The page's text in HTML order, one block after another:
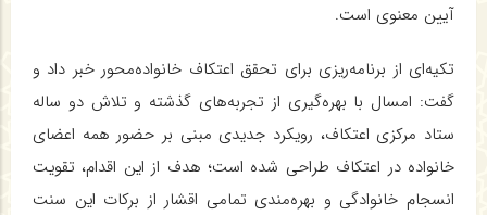
آیین معنوی است.
تکیه‌ای از برنامه‌ریزی برای تحقق اعتکاف خانواده‌محور خبر داد و
گفت: امسال با بهره‌گیری از تجربه‌های گذشته و تلاش دو ساله
ستاد مرکزی اعتکاف، رویکرد جدیدی مبنی بر حضور همه اعضای
خانواده در اعتکاف طراحی شده است؛ هدف از این اقدام، تقویت
انسجام خانوادگی و بهره‌مندی تمامی اقشار از برکات این سنت